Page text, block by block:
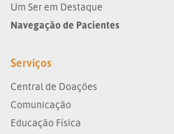
Um Ser em Destaque
Navegação de Pacientes
Serviços
Central de Doações
Comunicação
Educação Física